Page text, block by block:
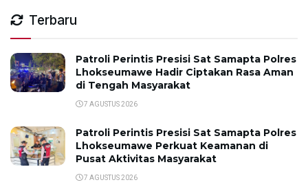
Terbaru
Patroli Perintis Presisi Sat Samapta Polres
Lhokseumawe Hadir Ciptakan Rasa Aman
di Tengah Masyarakat
7 AGUSTUS 2026
Patroli Perintis Presisi Sat Samapta Polres
Lhokseumawe Perkuat Keamanan di
Pusat Aktivitas Masyarakat
7 AGUSTUS 2026